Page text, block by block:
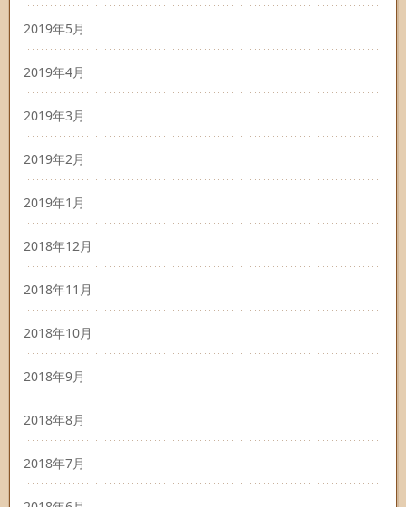
2019年5月
2019年4月
2019年3月
2019年2月
2019年1月
2018年12月
2018年11月
2018年10月
2018年9月
2018年8月
2018年7月